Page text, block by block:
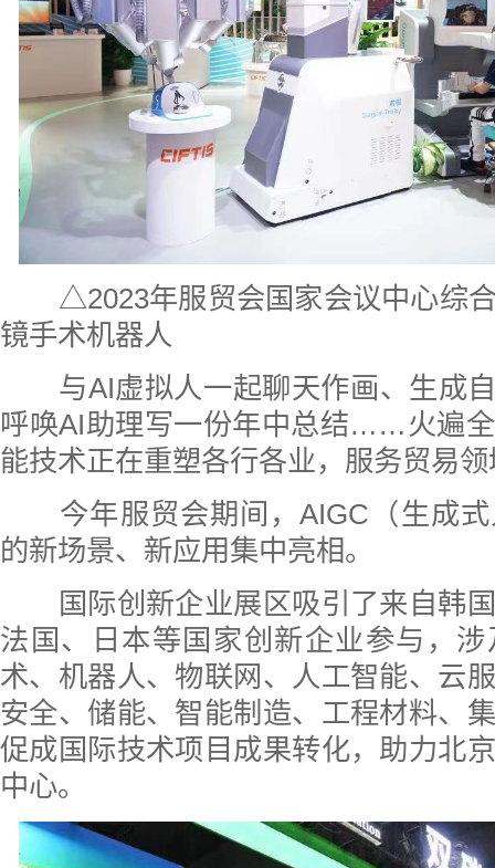
△2023年服贸会国家会议中心综合
镜手术机器人
与AI虚拟人一起聊天作画、生成自
呼唤AI助理写一份年中总结……火遍
能技术正在重塑各行各业，服务贸易
今年服贸会期间，AIGC（生成式
的新场景、新应用集中亮相。
国际创新企业展区吸引了来自韩国
法国、日本等国家创新企业参与，
术、机器人、物联网、人工智能、云
安全、储能、智能制造、工程材料、
促成国际技术项目成果转化，助力北
中心。